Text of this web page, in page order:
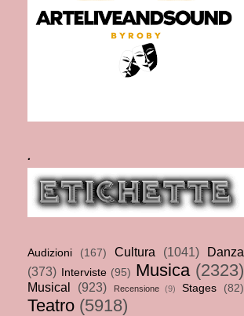
.
Audizioni (167) Cultura (1041)
Danza
(373)
Interviste (95) Musica (2323)
Musical (923) Recensione (9) Stages (82)
Teatro (5918)